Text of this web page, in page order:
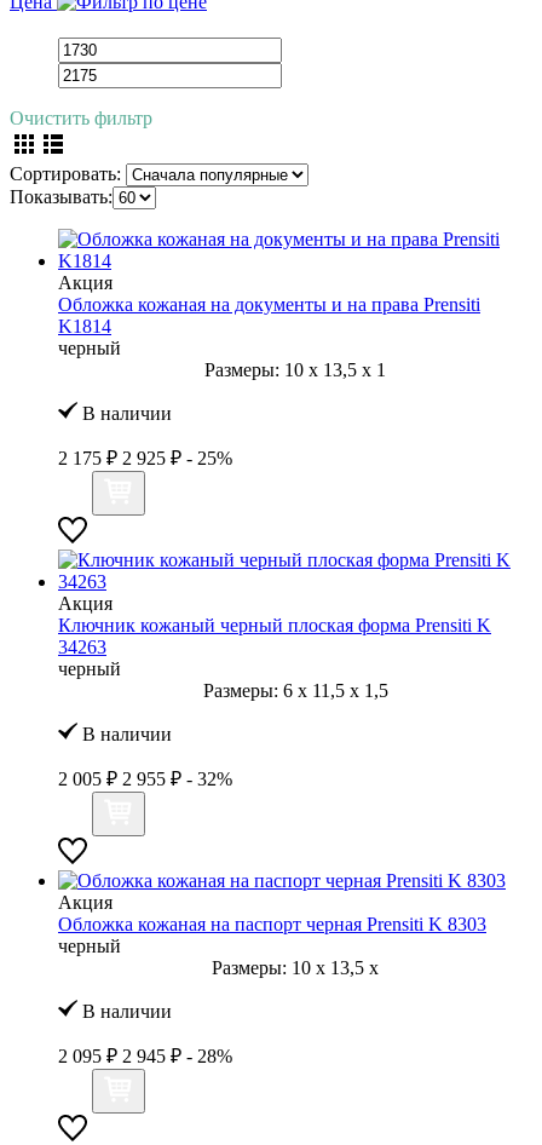
Очистить фильтр
Сортировать:
Показывать:
Акция
Обложка кожаная на документы и на права Prensiti
K1814
черный
Размеры: 10 x 13,5 x 1
В наличии
2 175 ₽ 2 925 ₽ - 25%
Акция
Ключник кожаный черный плоская форма Prensiti K
34263
черный
Размеры: 6 x 11,5 x 1,5
В наличии
2 005 ₽ 2 955 ₽ - 32%
Акция
Обложка кожаная на паспорт черная Prensiti K 8303
черный
Размеры: 10 x 13,5 x
В наличии
2 095 ₽ 2 945 ₽ - 28%